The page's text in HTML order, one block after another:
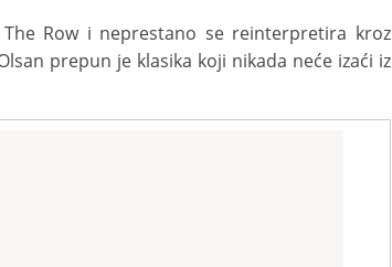
Row i neprestano se reinterpretira kroz
prepun je klasika koji nikada neće izaći iz